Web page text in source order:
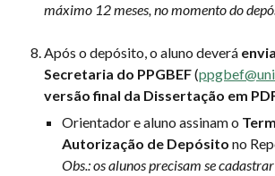
máximo 12 meses, no momento do
Após o depósito, o aluno deverá
Secretaria do PPGBEF(
versão final da Dissertação em
Orientador e aluno assinam o
Autorização de Depósitono
Obs.: os alunos precisam se